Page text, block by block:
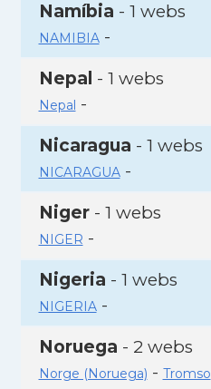
Namíbia - 1 webs
NAMIBIA-
Nepal - 1 webs
Nepal -
Nicaragua - 1 webs
NICARAGUA-
Niger- 1 webs
NIGER -
Nigeria - 1 webs
NIGERIA-
Noruega - 2 webs
Norge (Noruega) - Tromso